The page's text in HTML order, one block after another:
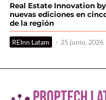
Real Estate Innovation
nuevas ediciones en
de la región
REInn Latam · 25 junio, 2026